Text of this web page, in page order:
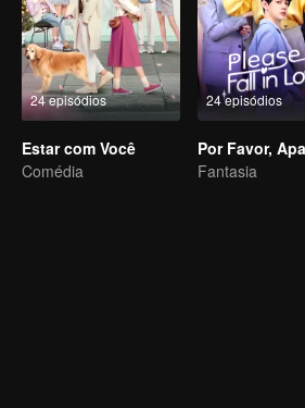
24 episódios
Estar com Você
Comédia
24 episódios
Fantasia